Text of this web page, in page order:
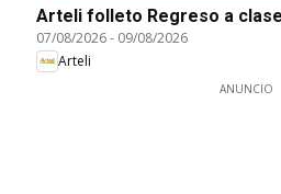
Arteli folleto Regreso a
07/08/2026- 09/08/2026
Arteli
ANUNCIO